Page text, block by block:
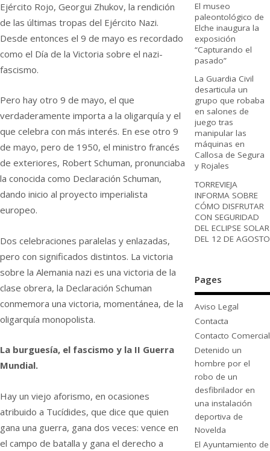
Ejército Rojo, Georgui Zhukov, la rendición
de las últimas tropas del Ejército Nazi.
Desde entonces el 9 de mayo es recordado
como el Día de la Victoria sobre el nazi-
fascismo.
Pero hay otro 9 de mayo, el que
verdaderamente importa a la oligarquía y el
que celebra con más interés. En ese otro 9
de mayo, pero de 1950, el ministro francés
de exteriores, Robert Schuman, pronunciaba
la conocida como Declaración Schuman,
dando inicio al proyecto imperialista
europeo.
Dos celebraciones paralelas y enlazadas,
pero con significados distintos. La victoria
sobre la Alemania nazi es una victoria de la
clase obrera, la Declaración Schuman
conmemora una victoria, momentánea, de la
oligarquía monopolista.
La burguesía, el fascismo y la II Guerra
Mundial.
Hay un viejo aforismo, en ocasiones
atribuido a Tucídides, que dice que quien
gana una guerra, gana dos veces: vence en
el campo de batalla y gana el derecho a
El museo
paleontológico de
Elche inaugura la
exposición
“Capturando el
pasado”
La Guardia Civil
desarticula un
grupo que robaba
en salones de
juego tras
manipular las
máquinas en
Callosa de Segura
y Rojales
TORREVIEJA
INFORMA SOBRE
CÓMO DISFRUTAR
CON SEGURIDAD
DEL ECLIPSE SOLAR
DEL 12 DE AGOSTO
Pages
Aviso Legal
Contacta
Contacto Comercial
Detenido un
hombre por el
robo de un
desfibrilador en
una instalación
deportiva de
Novelda
El Ayuntamiento de